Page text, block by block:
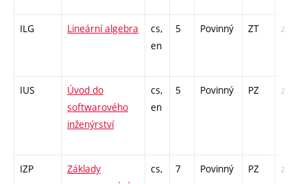
ILG Lineární algebra
cs,
en
5 Povinný ZT zá,zk
IUS
Úvod do
softwarového
inženýrství
cs,
en
5 Povinný PZ zá,zk
IZP
Základy
cs,
7 Povinný PZ zá,zk